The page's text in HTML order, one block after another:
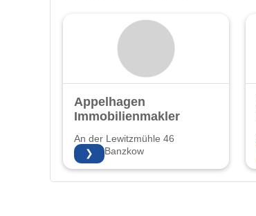
Appelhagen
Immobilienmakler
An der Lewitzmühle 46
19079 Banzkow
❯